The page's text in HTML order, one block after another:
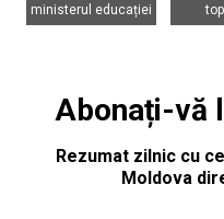
ministerul educației
top
Abonați-vă
Rezumat zilnic cu
Moldova